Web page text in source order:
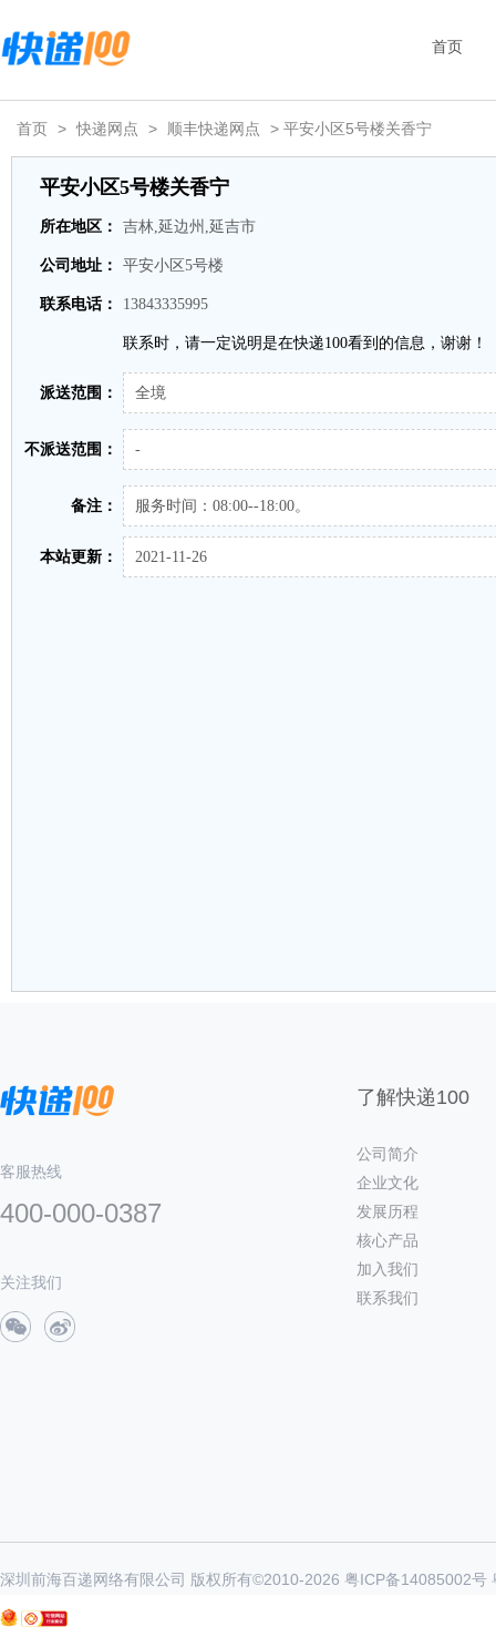
首页
首页 > 快递网点 > 顺丰快递网点 > 平安小区5号楼关香宁
平安小区5号楼关香宁
所在地区： 吉林,延边州,延吉市
公司地址： 平安小区5号楼
联系电话： 13843335995
联系时，请一定说明是在快递100看到的信息，谢谢！
派送范围： 全境
不派送范围： -
备注： 服务时间：08:00--18:00。
本站更新： 2021-11-26
客服热线
400-000-0387
关注我们
了解快递100
公司简介
企业文化
发展历程
核心产品
加入我们
联系我们
深圳前海百递网络有限公司 版权所有©2010-2026 粤ICP备14085002号